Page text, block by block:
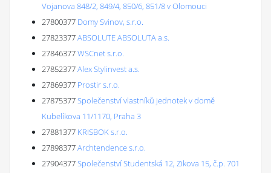
Vojanova 848/2, 849/4, 850/6, 851/8 v Olomouci
27800377 Domy Svinov, s.r.o.
27823377ABSOLUTE ABSOLUTA a.s.
27846377WSCnet s.r.o.
27852377Alex Stylinvest a.s.
27869377 Prostir s.r.o.
27875377Společenství vlastníků jednotek v domě
Kubelíkova 11/1170, Praha 3
27881377 KRISBOK s.r.o.
27898377Archtendence s.r.o.
27904377Společenství Studentská 12, Zikova 15, č.p. 701